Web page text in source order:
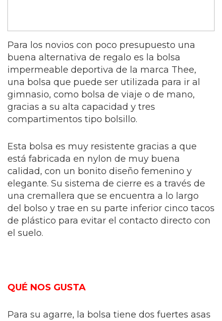
Para los novios con poco presupuesto una
buena alternativa de regalo es la bolsa
impermeable deportiva de la marca Thee,
una bolsa que puede ser utilizada para ir al
gimnasio, como bolsa de viaje o de mano,
gracias a su alta capacidad y tres
compartimentos tipo bolsillo.
Esta bolsa es muy resistente gracias a que
está fabricada en nylon de muy buena
calidad, con un bonito diseño femenino y
elegante. Su sistema de cierre es a través de
una cremallera que se encuentra a lo largo
del bolso y trae en su parte inferior cinco tacos
de plástico para evitar el contacto directo con
el suelo.
QUÉ NOS GUSTA
Para su agarre, la bolsa tiene dos fuertes asas